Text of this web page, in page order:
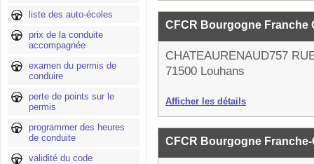
liste des auto-écoles
prix de la conduite
accompagnée
examen du permis de
conduire
perte de points sur le
permis
programmer des heures
de conduite
validité du code
CFCR Bourgogne Franche
CHATEAURENAUD757
71500 Louhans
Afficher les détails
CFCR Bourgogne